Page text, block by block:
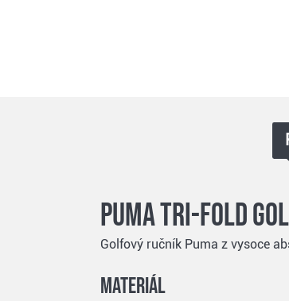
Puma Tri-Fold
Golfový ručník Puma z vysoce
Materiál